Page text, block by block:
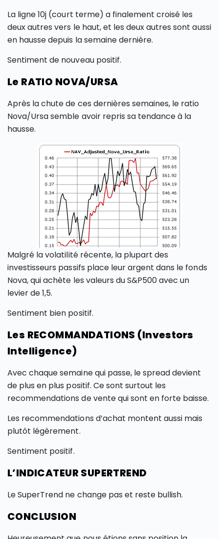
La ligne 10j (court terme) a finalement croisé les
deux autres vers le haut, et les deux autres sont aussi
en hausse depuis la semaine dernière.
Sentiment de nouveau positif.
Le RATIO NOVA/URSA
Après la chute de ces dernières semaines, le ratio
Nova/Ursa semble avoir repris sa tendance à la
hausse.
Malgré la volatilité récente, la plupart des
investisseurs passifs place leur argent dans le fonds
Nova, qui achète les valeurs du S&P500 avec un
levier de 1,5.
Sentiment bien positif.
Les RECOMMANDATIONS (Investors
Intelligence)
Avec chaque semaine qui passe, le spread devient
de plus en plus positif. Ce sont surtout les
recommendations de vente qui sont en forte baisse.
Les recommendations d’achat montent aussi mais
plutôt légèrement.
Sentiment positif.
L’INDICATEUR SUPERTREND
Le SuperTrend ne change pas et reste bullish.
CONCLUSION